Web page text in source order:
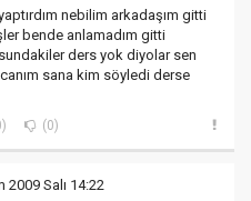
nebilim arkadaşım gitti
bende anlamadım gitti
ders yok diyolar sen
canım sana kim söyledi derse
(0)
2009 Salı 14:22